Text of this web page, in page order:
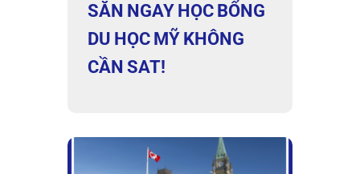
SĂN NGAY HỌC BỔNG
DU HỌC MỸ KHÔNG
CẦN SAT!